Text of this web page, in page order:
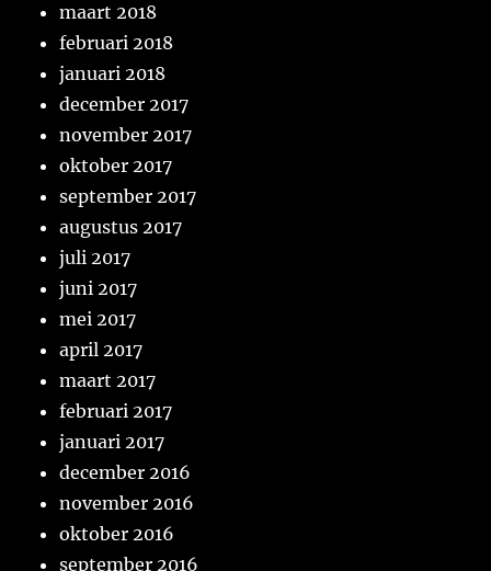
maart 2018
februari 2018
januari 2018
december 2017
november 2017
oktober 2017
september 2017
augustus 2017
juli 2017
juni 2017
mei 2017
april 2017
maart 2017
februari 2017
januari 2017
december 2016
november 2016
oktober 2016
september 2016